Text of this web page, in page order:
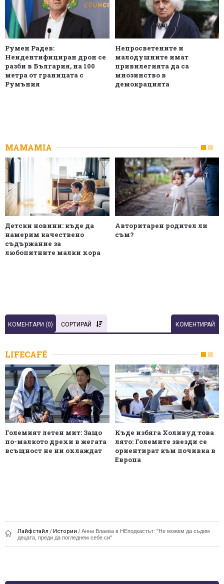
Румен Радев:
Неидентифициран дрон се
разби в България, на 100
метра от границата с
Румъния
Непросветените и
малодушните имат
привилегията да са
мнозинство в
демокрацията
MAMAMIA
Детски новини: къде да
намерим качествено
съдържание за
любопитните малки хора
Авторитарен родител ли
съм?
КОМЕНТАРИ (0) СОРТИРАЙ КОМЕНТИРАЙ
LIFECAFÉ
Големият летен мит: Защо
по-малкото дрехи в жегата
всъщност не ни охлаждат
Къде избяга Холивуд това
лято: Големите звезди се
ориентират към почивка в
Европа
Лайфстайл / Истории / Анна Влаева в НЕподкастът: "Не можем да съдим
децата, преди да погледнем себе си"